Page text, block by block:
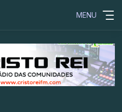
MENU